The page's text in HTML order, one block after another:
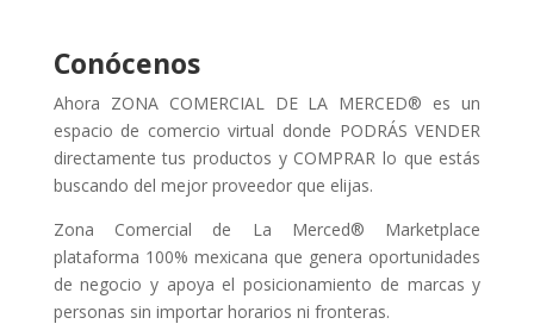
Conócenos
Ahora ZONA COMERCIAL DE LA MERCED® es un
espacio de comercio virtual donde PODRÁS VENDER
directamente tus productos y COMPRAR lo que estás
buscando del mejor proveedor que elijas.
Zona Comercial de La Merced® Marketplace
plataforma 100% mexicana que genera oportunidades
de negocio y apoya el posicionamiento de marcas y
personas sin importar horarios ni fronteras.